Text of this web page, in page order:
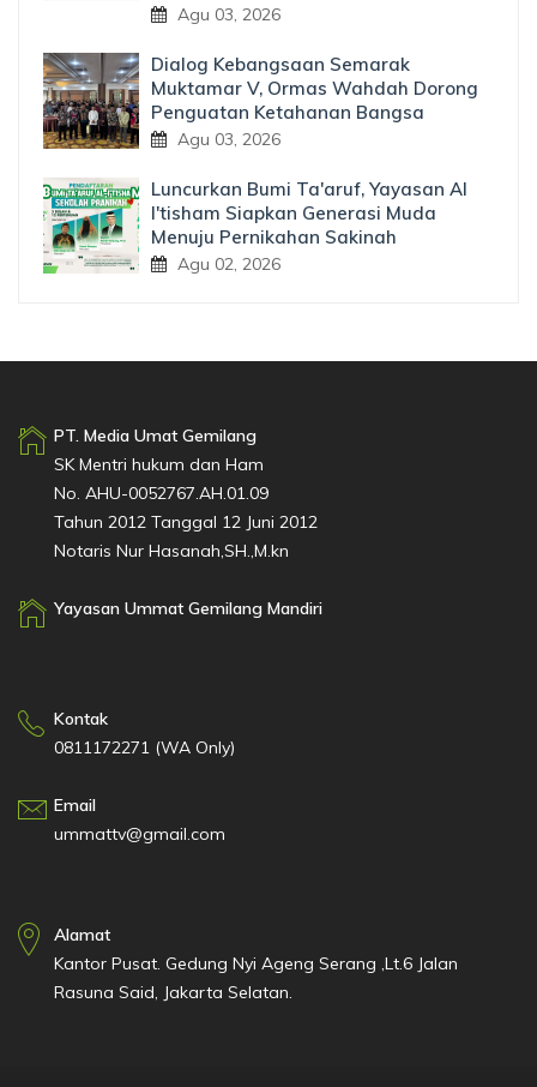
Agu 03, 2026
Dialog Kebangsaan Semarak
Muktamar V, Ormas Wahdah Dorong
Penguatan Ketahanan Bangsa
Agu 03, 2026
Luncurkan Bumi Ta'aruf, Yayasan Al
I'tisham Siapkan Generasi Muda
Menuju Pernikahan Sakinah
Agu 02, 2026
PT. Media Umat Gemilang
SK Mentri hukum dan Ham
No. AHU-0052767.AH.01.09
Tahun 2012 Tanggal 12 Juni 2012
Notaris Nur Hasanah,SH.,M.kn
Yayasan Ummat Gemilang Mandiri
Kontak
0811172271 (WA Only)
Email
ummattv@gmail.com
Alamat
Kantor Pusat. Gedung Nyi Ageng Serang ,Lt.6 Jalan
Rasuna Said, Jakarta Selatan.